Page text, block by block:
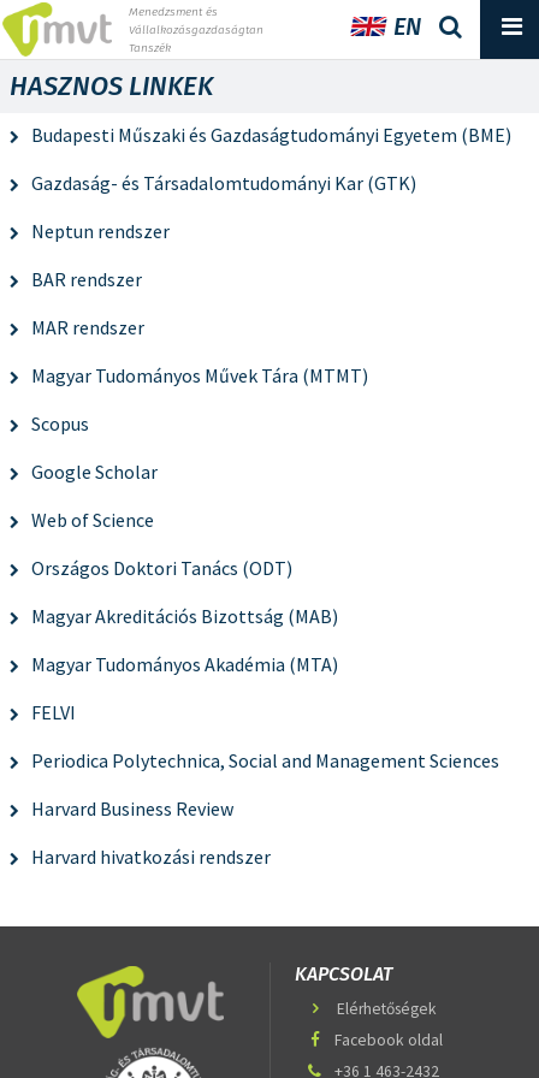
Menedzsment és
Vállalkozásgazdaságtan
Tanszék
EN
HASZNOS LINKEK
Budapesti Műszaki és Gazdaságtudományi Egyetem (BME)
Gazdaság- és Társadalomtudományi Kar (GTK)
Neptun rendszer
BAR rendszer
MAR rendszer
Magyar Tudományos Művek Tára (MTMT)
Scopus
Google Scholar
Web of Science
Országos Doktori Tanács (ODT)
Magyar Akreditációs Bizottság (MAB)
Magyar Tudományos Akadémia (MTA)
FELVI
Periodica Polytechnica, Social and Management Sciences
Harvard Business Review
Harvard hivatkozási rendszer
KAPCSOLAT
Elérhetőségek
Facebook oldal
+36 1 463-2432